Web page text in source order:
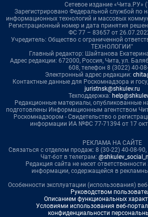
Сетевое издание «Чита.РУ»
Зарегистрировано Федеральной службой по
информационных технологий и массовых
Регистрационный номер и дата принятия
ФС 77 – 83657 от
Учредитель: Общество с ограниченной
ТЕХНОЛОГИИ"
Главный редактор: Шайтанова
Адрес редакции: 672000, Россия, Чита, ул.
608, телефон 8 (3022) 40-
Электронный адрес редакции:
Контактные данные для Роскомнадзора и
juristnsk@shkulev.ru
Техподдержка:
Редакционные материалы, опубликованные
подготовлены Информационным агентством
Роскомнадзором - Свидетельство о
информации ИА №ФС 77-71394 от 17
РЕКЛАМА НА САЙТЕ
Связаться с отделом продаж: 8 (30-22) 40-08-90,
Чат-бот в телеграм:
Редакция сайта не несет
информации, содержащейся в
Особенности эксплуатации (использования)
Руководством
Описанием функциональных
Условиями использования веб-
конфиденциальности